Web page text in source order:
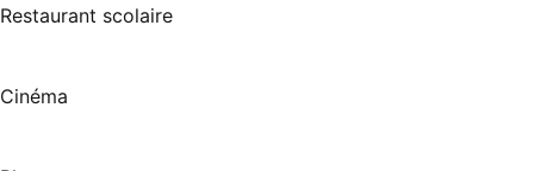
Restaurant scolaire
Cinéma